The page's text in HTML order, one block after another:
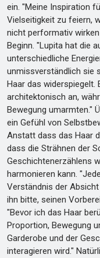
ein. "Meine Inspiration
Vielseitigkeit zu feiern,
nicht performativ
Beginn. "Lupita hat die
unterschiedliche
unmissverständlich sie
Haar das widerspiegelt.
architektonisch an,
Bewegung umarmten."
ein Gefühl von
Anstatt dass das Haar
dass die Strähnen der
Geschichtenerzählens
harmonieren kann.
Verständnis der
ihn bitte, seinen
"Bevor ich das Haar
Proportion, Bewegung
Garderobe und der
interagieren wird."